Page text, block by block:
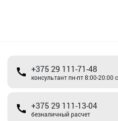
+375 29 111-71-48
консультант пн-пт 8:00-20:00
+375 29 111-13-04
безналичный расчет